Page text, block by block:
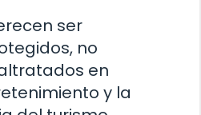
ser
no
en
y la